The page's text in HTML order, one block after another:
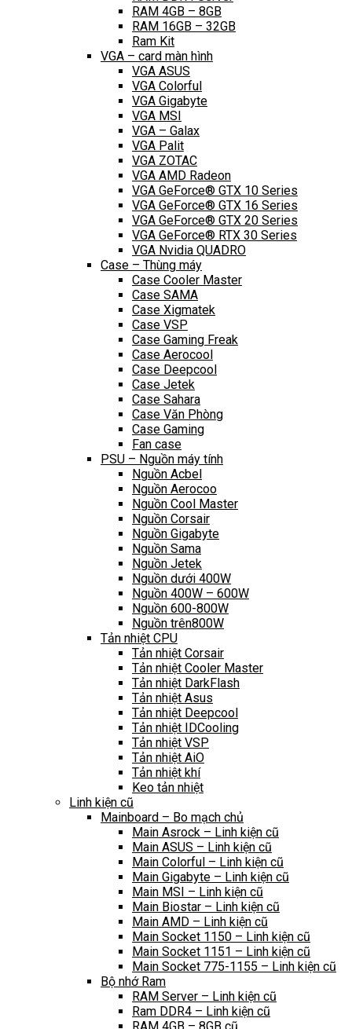
RAM 4GB – 8GB
RAM 16GB – 32GB
Ram Kit
VGA – card màn hình
VGA ASUS
VGA Colorful
VGA Gigabyte
VGA MSI
VGA – Galax
VGA Palit
VGA ZOTAC
VGA AMD Radeon
VGA GeForce® GTX 10 Series
VGA GeForce® GTX 16 Series
VGA GeForce® GTX 20 Series
VGA GeForce® RTX 30 Series
VGA Nvidia QUADRO
Case – Thùng máy
Case Cooler Master
Case SAMA
Case Xigmatek
Case VSP
Case Gaming Freak
Case Aerocool
Case Deepcool
Case Jetek
Case Sahara
Case Văn Phòng
Case Gaming
Fan case
PSU – Nguồn máy tính
Nguồn Acbel
Nguồn Aerocoo
Nguồn Cool Master
Nguồn Corsair
Nguồn Gigabyte
Nguồn Sama
Nguồn Jetek
Nguồn dưới 400W
Nguồn 400W – 600W
Nguồn 600-800W
Nguồn trên800W
Tản nhiệt CPU
Tản nhiệt Corsair
Tản nhiệt Cooler Master
Tản nhiệt DarkFlash
Tản nhiệt Asus
Tản nhiệt Deepcool
Tản nhiệt IDCooling
Tản nhiệt VSP
Tản nhiệt AiO
Tản nhiệt khí
Keo tản nhiệt
Linh kiện cũ
Mainboard – Bo mạch chủ
Main Asrock – Linh kiện cũ
Main ASUS – Linh kiện cũ
Main Colorful – Linh kiện cũ
Main Gigabyte – Linh kiện cũ
Main MSI – Linh kiện cũ
Main Biostar – Linh kiện cũ
Main AMD – Linh kiện cũ
Main Socket 1150 – Linh kiện cũ
Main Socket 1151 – Linh kiện cũ
Main Socket 775-1155 – Linh kiện cũ
Bộ nhớ Ram
RAM Server – Linh kiện cũ
Ram DDR4 – Linh kiện cũ